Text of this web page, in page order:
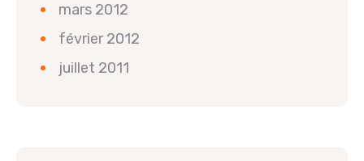
mars 2012
février 2012
juillet 2011